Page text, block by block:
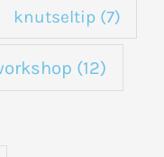
knutseltip (7)
(12)